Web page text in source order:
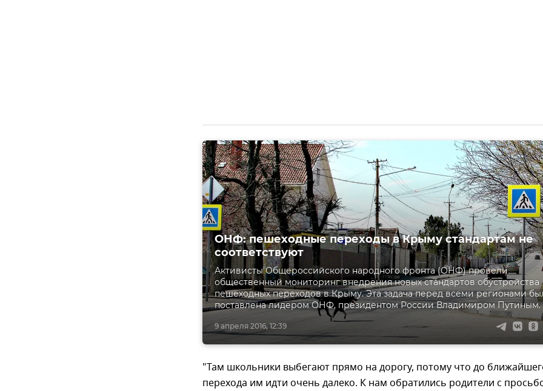
9 апреля 2016, 12:39
ОНФ: пешеходные переходы в Крыму стандартам не
соответствуют
Активисты Общероссийского народного фронта (ОНФ) провели
общественный мониторинг внедрения новых стандартов обустройства
пешеходных переходов в Крыму. Эта задача перед всеми регионами
поставлена лидером ОНФ, президентом России Владимиром Путиным.
"Там школьники выбегают прямо на дорогу, потому что до
перехода им идти очень далеко. К нам обратились родители с